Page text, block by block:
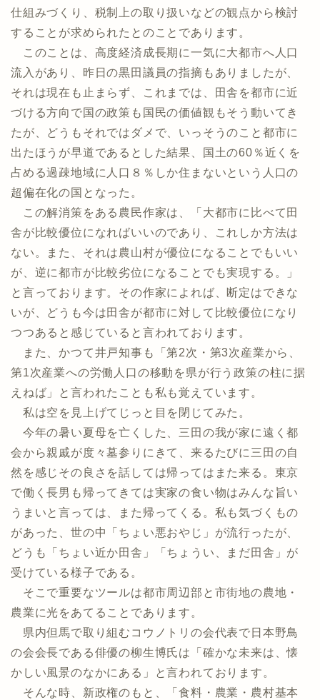
仕組みづくり、税制上の取り扱いなどの観点から検討
することが求められたとのことであります。
このことは、高度経済成長期に一気に大都市へ人口
流入があり、昨日の黒田議員の指摘もありましたが、
それは現在も止まらず、これまでは、田舎を都市に近
づける方向で国の政策も国民の価値観もそう動いてき
たが、どうもそれではダメで、いっそうのこと都市に
出たほうが早道であるとした結果、国土の60％近くを
占める過疎地域に人口８％しか住まないという人口の
超偏在化の国となった。
この解消策をある農民作家は、「大都市に比べて田
舎が比較優位になればいいのであり、これしか方法は
ない。また、それは農山村が優位になることでもいい
が、逆に都市が比較劣位になることでも実現する。」
と言っております。その作家によれば、断定はできな
いが、どうも今は田舎が都市に対して比較優位になり
つつあると感じていると言われております。
また、かつて井戸知事も「第2次・第3次産業から、
第1次産業への労働人口の移動を県が行う政策の柱に据
えねば」と言われたことも私も覚えています。
私は空を見上げてじっと目を閉じてみた。
今年の暑い夏母を亡くした、三田の我が家に遠く都
会から親戚が度々墓参りにきて、来るたびに三田の自
然を感じその良さを話しては帰ってはまた来る。東京
で働く長男も帰ってきては実家の食い物はみんな旨い
うまいと言っては、また帰ってくる。私も気づくもの
があった、世の中「ちょい悪おやじ」が流行ったが、
どうも「ちょい近か田舎」「ちょうい、まだ田舎」が
受けている様子である。
そこで重要なツールは都市周辺部と市街地の農地・
農業に光をあてることであります。
県内但馬で取り組むコウノトリの会代表で日本野鳥
の会会長である俳優の柳生博氏は「確かな未来は、懐
かしい風景のなかにある」と言われております。
そんな時、新政権のもと、「食料・農業・農村基本